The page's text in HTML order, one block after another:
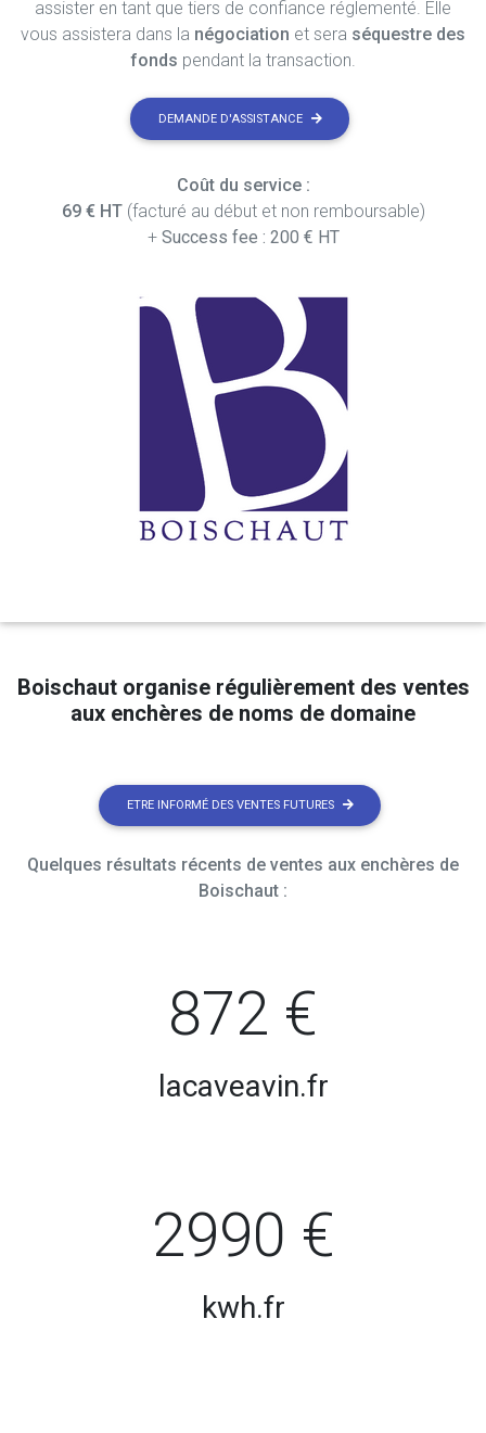
assister en tant que tiers de confiance réglementé. Elle
vous assistera dans la négociation et sera séquestre des
fonds pendant la transaction.
DEMANDE D'ASSISTANCE
Coût du service :
69 € HT(facturé au début et non remboursable)
+ Success fee : 200 € HT
Boischaut organise régulièrement des ventes
aux enchères de noms de domaine
ETRE INFORMÉ DES VENTES FUTURES
Quelques résultats récents de ventes aux enchères de
Boischaut :
872 €
lacaveavin.fr
2990 €
kwh.fr